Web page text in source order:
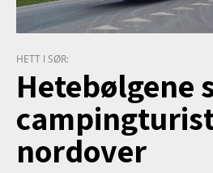
HETT I SØR:
Hetebølgene
nordover